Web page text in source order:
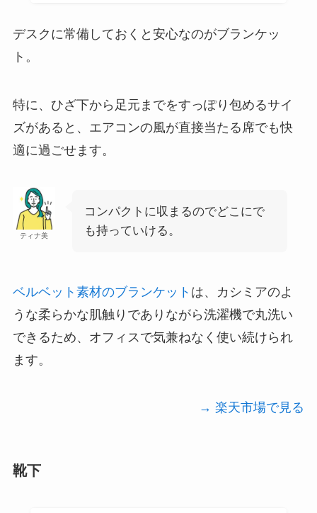
デスクに常備しておくと安心なのがブランケッ
ト。
特に、ひざ下から足元までをすっぽり包めるサイ
ズがあると、エアコンの風が直接当たる席でも快
適に過ごせます。
ティナ美
コンパクトに収まるのでどこにで
も持っていける。
ベルベット素材のブランケット は、カシミアのよ
うな柔らかな肌触りでありながら洗濯機で丸洗い
できるため、オフィスで気兼ねなく使い続けられ
ます。
→ 楽天市場で見る
靴下